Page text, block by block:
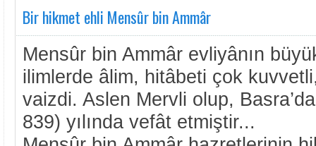
Bir hikmet ehli Mensûr bin Ammâr
Mensûr bin Ammâr evliyânın
ilimlerde âlim, hitâbeti çok
vaizdi. Aslen Mervli olup,
839) yılında vefât etmiştir...